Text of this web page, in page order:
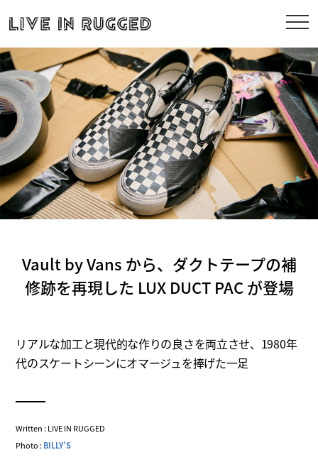
Vault by Vans から、ダクトテープの補
修跡を再現した LUX DUCT PAC が登場
リアルな加工と現代的な作りの良さを両立させ、1980年
代のスケートシーンにオマージュを捧げた一足
Written : LIVE IN RUGGED
Photo :BILLY’S